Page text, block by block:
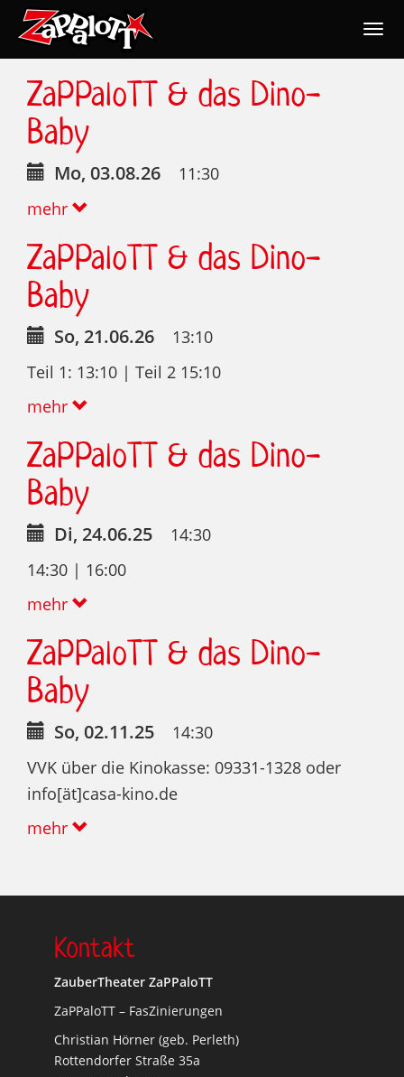
ZaPPaloTT & das Dino-
Baby
Mo, 03.08.26
11:30
mehr
ZaPPaloTT & das Dino-
Baby
So, 21.06.26
13:10
Teil 1: 13:10 | Teil 2 15:10
mehr
ZaPPaloTT & das Dino-
Baby
Di, 24.06.25
14:30
14:30 | 16:00
mehr
ZaPPaloTT & das Dino-
Baby
So, 02.11.25
14:30
VVK über die Kinokasse: 09331-1328 oder
info[ät]casa-kino.de
mehr
Kontakt
ZauberTheater ZaPPaloTT
ZaPPaloTT – FasZinierungen
Christian Hörner (geb. Perleth)
Rottendorfer Straße 35a